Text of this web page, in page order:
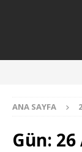
ANA SAYFA
Gün: 26